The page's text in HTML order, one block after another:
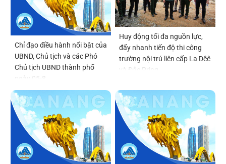
Chỉ đạo điều hành nổi bật của
UBND, Chủ tịch và các Phó
Chủ tịch UBND thành phố
ngày 05-8
Huy động tối đa nguồn lực,
đẩy nhanh tiến độ thi công
trường nội trú liên cấp La Dêê
và Đắc Pring